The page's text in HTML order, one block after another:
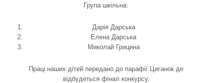
Група шкільна:
Дарія Дарська
Елена Дарська
Миколай Грицина
Праці наших дітей передано до парафії Циганок де
відбудеться фінал конкурсу.